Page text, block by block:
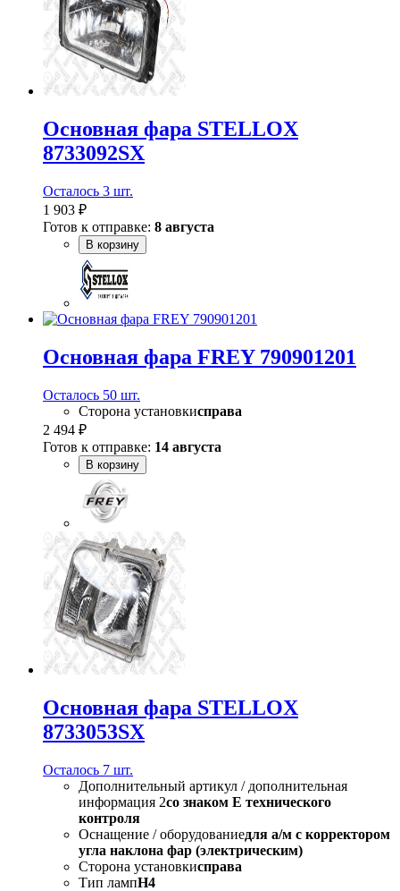
Основная фара STELLOX
8733092SX
Осталось 3 шт.
1 903 ₽
Готов к отправке: 8 августа
В корзину
Основная фара FREY 790901201
Осталось 50 шт.
Сторона установкисправа
2 494 ₽
Готов к отправке: 14 августа
В корзину
Основная фара STELLOX
8733053SX
Осталось 7 шт.
Дополнительный артикул / дополнительная
информация 2со знаком Е технического
контроля
Оснащение / оборудованиедля а/м с корректором
угла наклона фар (электрическим)
Сторона установкисправа
Тип лампH4